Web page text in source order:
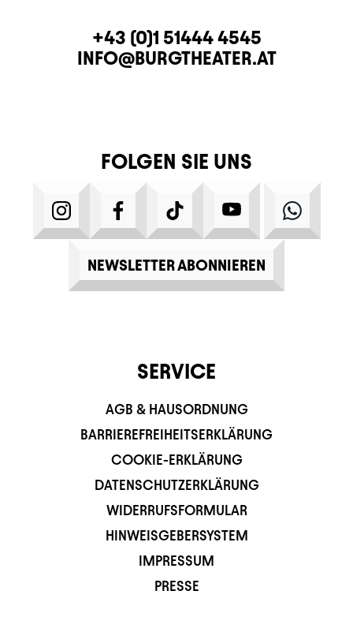
KONTAKTTELEFON
+43 (0)1 51444 4545
E-MAIL
INFO@BURGTHEATER.AT
FOLGEN SIE UNS
INSTAGRAMFACEBOOKTIKTOK YOUTUBE
NEWSLETTER ABONNIEREN
SERVICE
AGB & HAUSORDNUNG
BARRIEREFREIHEITSERKLÄRUNG
COOKIE-ERKLÄRUNG
DATENSCHUTZERKLÄRUNG
WIDERRUFSFORMULAR
HINWEISGEBERSYSTEM
IMPRESSUM
PRESSE